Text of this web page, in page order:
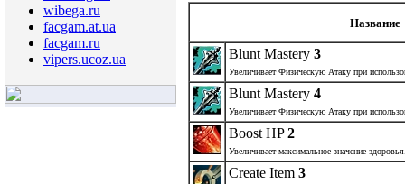
wibega.ru
facgam.at.ua
facgam.ru
vipers.ucoz.ua
Название
Blunt Mastery 3
Увеличивает Физическую Атаку при
Blunt Mastery 4
Увеличивает Физическую Атаку при
Boost HP2
Увеличивает максимальное значение
Create Item 3